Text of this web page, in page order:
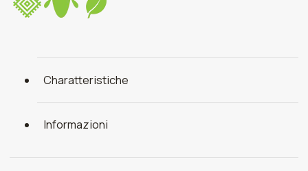
Charatteristiche
Informazioni